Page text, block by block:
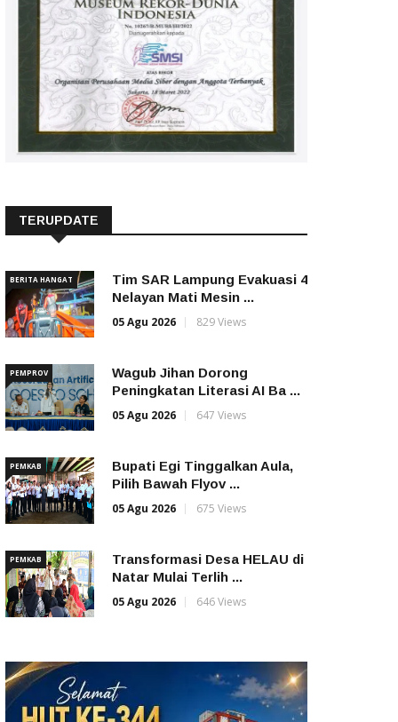
TERUPDATE
BERITA HANGAT
Tim SAR Lampung Evakuasi 4
Nelayan Mati Mesin ...
05 Agu 2026
829 Views
PEMPROV
Wagub Jihan Dorong
Peningkatan Literasi AI Ba ...
05 Agu 2026
647 Views
PEMKAB
Bupati Egi Tinggalkan Aula,
Pilih Bawah Flyov ...
05 Agu 2026
675 Views
PEMKAB
Transformasi Desa HELAU di
Natar Mulai Terlih ...
05 Agu 2026
646 Views